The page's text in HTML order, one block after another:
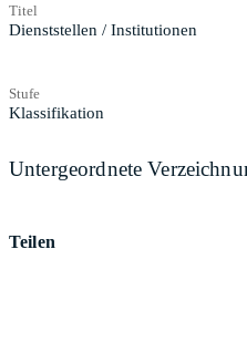
Titel
Dienststellen / Institutionen
Stufe
Klassifikation
Untergeordnete
Teilen